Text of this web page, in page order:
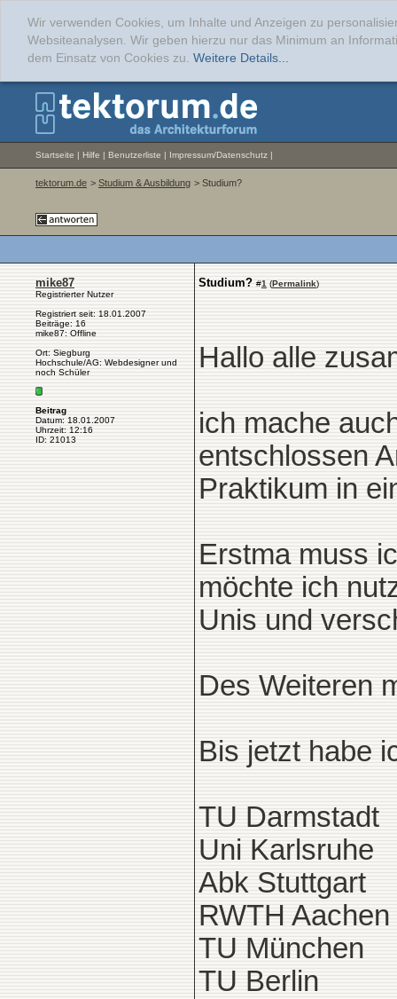
Wir verwenden Cookies, um Inhalte und Anzeigen zu
Websiteanalysen. Wir geben hierzu nur das Minimum an
dem Einsatz von Cookies zu. Weitere Details...
Startseite | Hilfe | Benutzerliste | Impressum/Datenschutz |
tektorum.de > Studium & Ausbildung > Studium?
mike87
Registrierter Nutzer
Registriert seit: 18.01.2007
Beiträge: 16
mike87: Offline
Ort: Siegburg
Hochschule/AG: Webdesigner und
noch Schüler
Beitrag
Datum: 18.01.2007
Uhrzeit: 12:16
ID: 21013
Studium? #1 (Permalink)
Hallo alle
ich mache
entschlossen
Praktikum in
Erstma muss
möchte ich
Unis und
Des Weiteren
Bis jetzt habe
TU Darmstadt
Uni Karlsruhe
Abk Stuttgart
RWTH Aachen
TU München
TU Berlin